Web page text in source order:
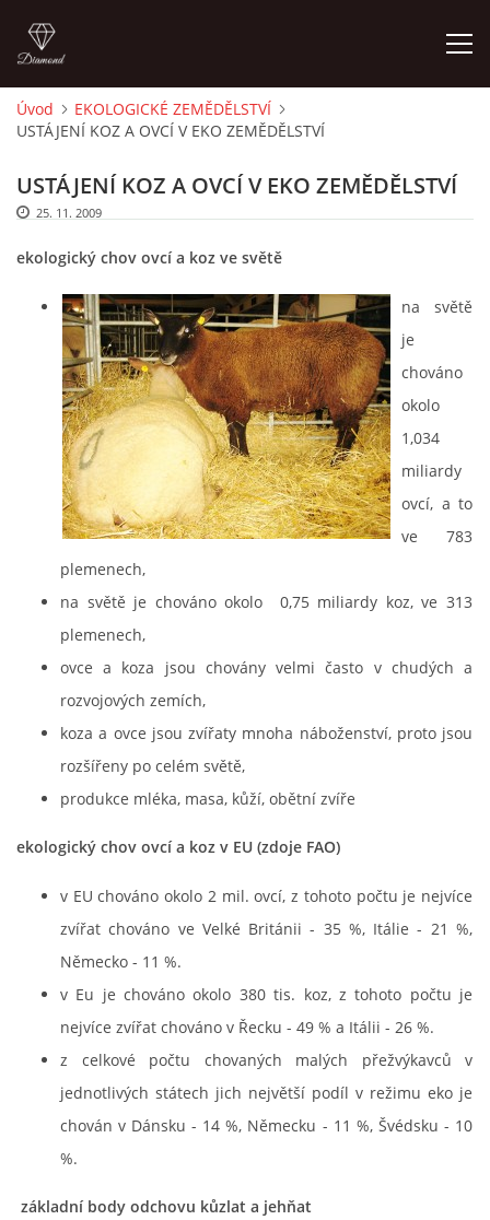
ÚVOD
PORADNA PRO CHOVATELE
O AUTOROVI, KONTAKTY
ZÁKLADY CHOVATELSTVÍ
CHOV SKOTU
CHOV KOZ
CHOV OVCÍ
CHOV PRASAT
CHOV NUTRIÍ
EKOLOGICKÉ ZEMĚDĚLSTVÍ
PŘEDNÁŠKY
PASTVA ZVÍŘAT - VÝPOČET ZATÍŽENÍ PASTVINY
POVINNOSTI CHOVATELE, REGISTRACE CHOVŮ, EVIDENCE
CHOVATELSKÉ POTŘEBY, KONTAKTY A ZAJÍMAVÉ
STRÁNKY
LÉKÁRNIČKA NAŠICH BABIČEK A DĚDŮ
Úvod
EKOLOGICKÉ ZEMĚDĚLSTVÍ
USTÁJENÍ KOZ A OVCÍ V EKO ZEMĚDĚLSTVÍ
USTÁJENÍ KOZ A OVCÍ V EKO ZEMĚDĚLSTVÍ
25. 11. 2009
ekologický chov ovcí a koz ve světě
na světě
je
chováno
okolo
1,034
miliardy
ovcí, a to
ve 783
plemenech,
na světě je chováno okolo 0,75 miliardy koz, ve 313
plemenech,
ovce a koza jsou chovány velmi často v chudých a
rozvojových zemích,
koza a ovce jsou zvířaty mnoha náboženství, proto jsou
rozšířeny po celém světě,
produkce mléka, masa, kůží, obětní zvíře
ekologický chov ovcí a koz v EU (zdoje FAO)
v EU chováno okolo 2 mil. ovcí, z tohoto počtu je nejvíce
zvířat chováno ve Velké Británii - 35 %, Itálie - 21 %,
Německo - 11 %.
v Eu je chováno okolo 380 tis. koz, z tohoto počtu je
nejvíce zvířat chováno v Řecku - 49 % a Itálii - 26 %.
z celkové počtu chovaných malých přežvýkavců v
jednotlivých státech jich největší podíl v režimu eko je
chován v Dánsku - 14 %, Německu - 11 %, Švédsku - 10
%.
základní body odchovu kůzlat a jehňat